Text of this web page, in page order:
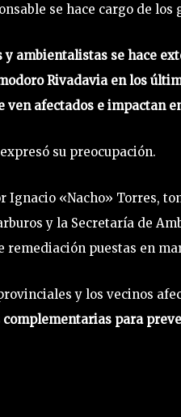
se hace cargo de
ambientalistas se hace
Rivadavia en los
ven afectados e impactan
su preocupación.
Ignacio «Nacho» Torres,
y la Secretaría de
puestas en
y los vecinos
complementarias para